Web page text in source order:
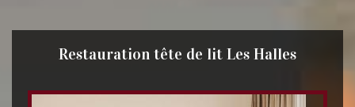
Restauration tête de lit Les Halles